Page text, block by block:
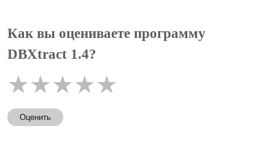
Как вы оцениваете программу
DBXtract 1.4?
★★★★★
Оценить